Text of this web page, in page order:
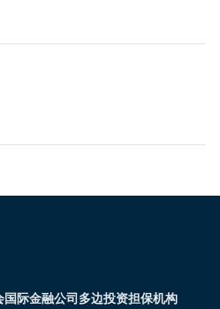
国际金融公司多边投资担保机构